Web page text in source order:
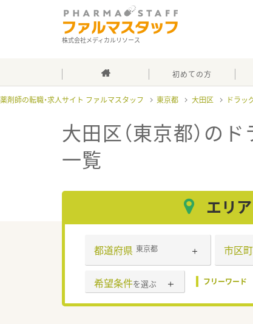
株式会社メディカルリソース
初めての方
薬剤師の転職・求人サイト ファルマスタッフ 東京都 大田区 ドラッ
大田区（東京都）の
一覧
エリア
都道府県 東京都 市区
希望条件を選ぶ フリーワード